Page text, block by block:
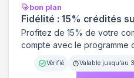
bon plan
Fidélité : 15% crédités
Profitez de 15% de votre
compte avec le programme
Vérifié Valable jusqu'au